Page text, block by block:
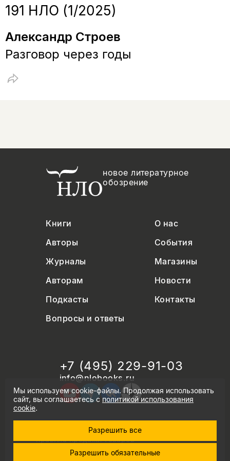
191 НЛО (1/2025)
Александр Строев
Разговор через годы
новое литературное
обозрение
Книги
О нас
Авторы
События
Журналы
Магазины
Авторам
Новости
Подкасты
Контакты
Вопросы и ответы
+7 (495) 229-91-03
info@nlobooks.ru
© Новое литературное обозрение. 2026
правила продажи товаров
политика использования cookie
Мы используем cookie-файлы. Продолжая использовать
сайт, вы соглашаетесь сполитикой использования
cookie.
Разрешить все
Разрешить обязательные